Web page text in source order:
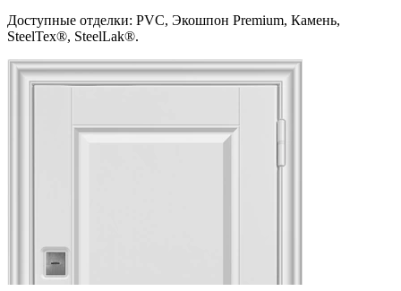
Доступные отделки: PVC, Экошпон Premium, Камень,
SteelTex®, SteelLak®.